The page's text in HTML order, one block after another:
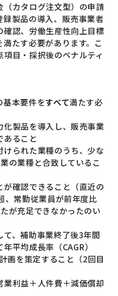
カタログ注文型）の申請
製品の導入、販売事業者
確認、労働生産性向上目標
たす必要があります。こ
目・採択後のペナルティ
基本要件をすべて満たす必
製品を導入し、販売事業
あること
られた業種のうち、少な
の業種と合致しているこ
確認できること（直近の
、常勤従業員が前年度比
が充足できなかったのい
、補助事業終了後3年間
平均成長率（CAGR）
画を策定すること（2回目
利益＋人件費＋減価償却